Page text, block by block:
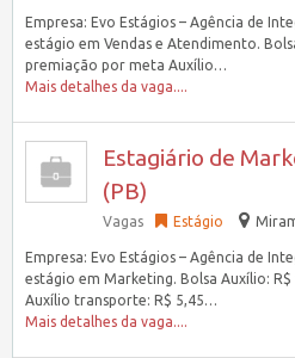
Empresa: Evo Estágios – Agência de
estágio em Vendas e Atendimento.
premiação por meta Auxílio…
Mais detalhes da vaga....
Estagiário de
(PB)
Vagas Estágio
Empresa: Evo Estágios – Agência de
estágio em Marketing. Bolsa Auxílio:
Auxílio transporte: R$ 5,45…
Mais detalhes da vaga....